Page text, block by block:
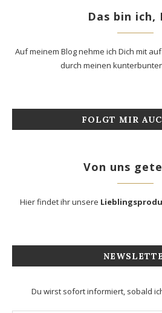
Das bin ich,
Auf meinem Blog nehme ich Dich mit
durch meinen
FOLGT MIR
Von uns
Hier findet ihr unsere
Du wirst sofort informiert, sobald